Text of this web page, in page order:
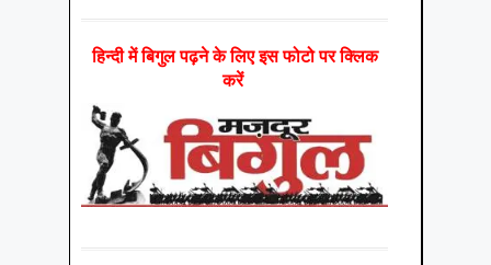
हिन्‍दी में बिगुल पढ़ने के लिए इस फोटो पर क्लिक
करें